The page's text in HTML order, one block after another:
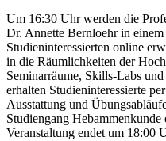
Um 16:30 Uhr werden die
Dr. Annette Bernloehr in
Studieninteressierten online
in die Räumlichkeiten der
Seminarräume, Skills-Labs
erhalten Studieninteressierte
Ausstattung und
Studiengang
Veranstaltung endet um 18:00